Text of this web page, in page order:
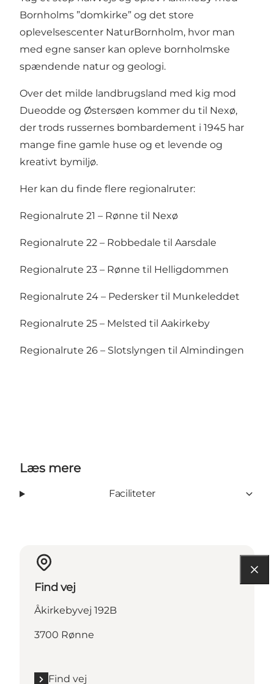
Bornholms ”domkirke” og det store
oplevelsescenter NaturBornholm, hvor man
med egne sanser kan opleve bornholmske
spændende natur og geologi.
Over det milde landbrugsland med kig mod
Dueodde og Østersøen kommer du til Nexø,
der trods russernes bombardement i 1945 har
mange fine gamle huse og et levende og
kreativt bymiljø.
Her kan du finde flere regionalruter:
Regionalrute 21 – Rønne til Nexø
Regionalrute 22 – Robbedale til Aarsdale
Regionalrute 23 – Rønne til Helligdommen
Regionalrute 24 – Pedersker til Munkeleddet
Regionalrute 25 – Melsted til Aakirkeby
Regionalrute 26 – Slotslyngen til Almindingen
Læs mere
Faciliteter
Find vej
Åkirkebyvej 192B
3700 Rønne
Find vej